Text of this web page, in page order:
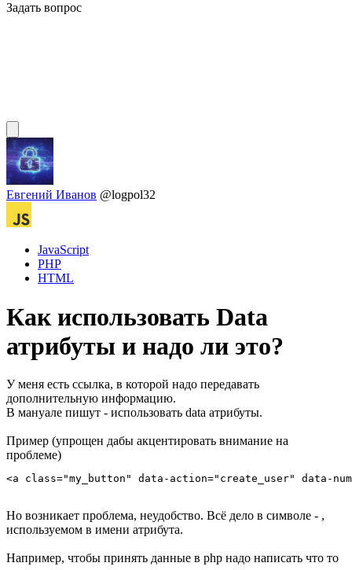
Задать вопрос
Евгений Иванов @logpol32
JavaScript
PHP
HTML
Как использовать Data
атрибуты и надо ли это?
У меня есть ссылка, в которой надо передавать
дополнительную информацию.
В мануале пишут - использовать data атрибуты.
Пример (упрощен дабы акцентировать внимание на
проблеме)
<a class="my_button" data-action="create_user" data-
Но возникает проблема, неудобство. Всё дело в символе - ,
используемом в имени атрибута.
Например, чтобы принять данные в php надо написать что то